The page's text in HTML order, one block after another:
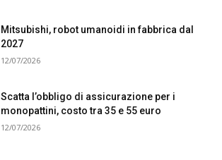
Mitsubishi, robot umanoidi in fabbrica dal
2027
12/07/2026
Scatta l’obbligo di assicurazione per i
monopattini, costo tra 35 e 55 euro
12/07/2026